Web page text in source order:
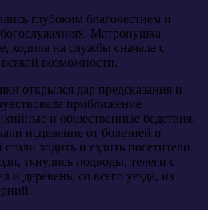
глубоким благочестием и
Матронушка
ходила на службы сначала с
возможности.
открылся дар предсказания и
приближение
и общественные бедствия.
исцеление от болезней и
ходить и ездить посетители.
тянулись подводы, телеги с
и деревень, со всего уезда, из